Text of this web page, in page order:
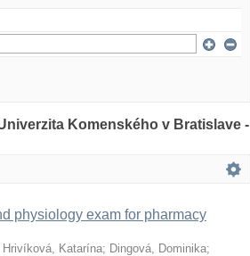
Komenského v Bratislave -
physiology exam for pharmacy
Hrivíková, Katarína; Dingová, Dominika;